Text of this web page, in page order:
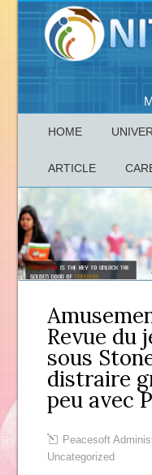
HOME
ARTICLE
Revue du
sous
distraire
peu avec
Peacesoft
Uncategorized